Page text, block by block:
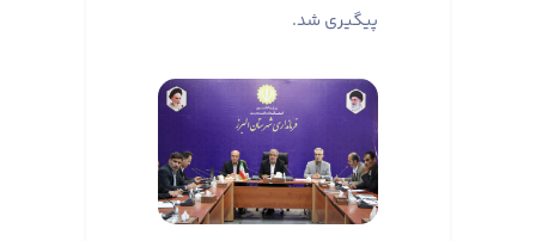
پیگیری شد.